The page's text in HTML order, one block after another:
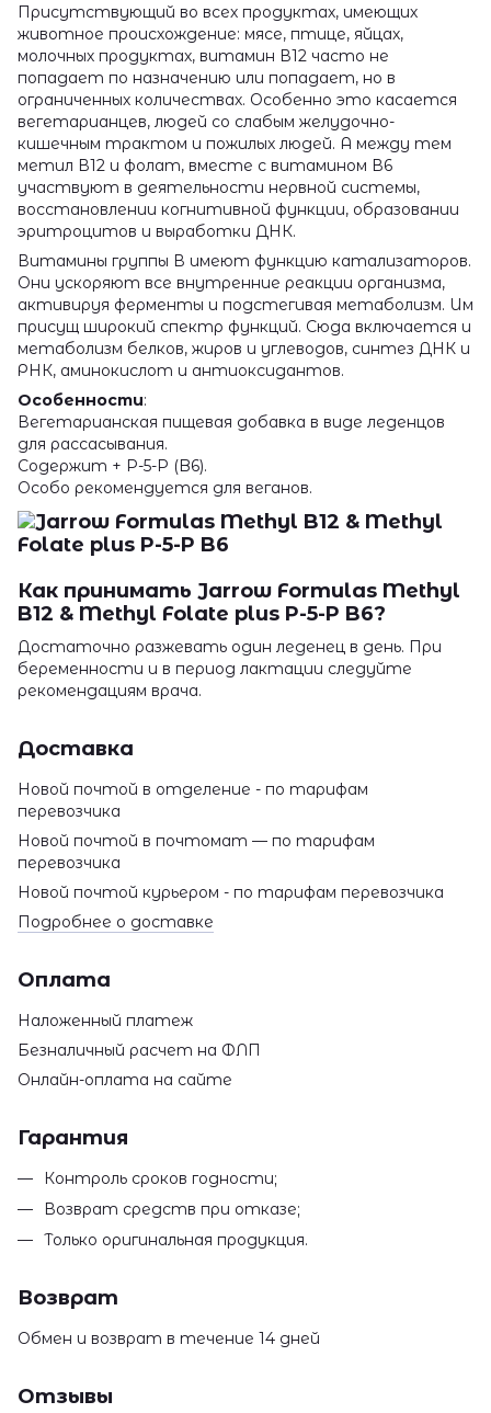
Присутствующий во всех продуктах, имеющих
животное происхождение: мясе, птице, яйцах,
молочных продуктах, витамин В12 часто не
попадает по назначению или попадает, но в
ограниченных количествах. Особенно это касается
вегетарианцев, людей со слабым желудочно-
кишечным трактом и пожилых людей. А между тем
метил В12 и фолат, вместе с витамином В6
участвуют в деятельности нервной системы,
восстановлении когнитивной функции, образовании
эритроцитов и выработки ДНК.
Витамины группы В имеют функцию катализаторов.
Они ускоряют все внутренние реакции организма,
активируя ферменты и подстегивая метаболизм. Им
присущ широкий спектр функций. Сюда включается и
метаболизм белков, жиров и углеводов, синтез ДНК и
РНК, аминокислот и антиоксидантов.
Особенности:
Вегетарианская пищевая добавка в виде леденцов
для рассасывания.
Содержит + P-5-P (B6).
Особо рекомендуется для веганов.
Как принимать Jarrow Formulas Methyl
B12 & Methyl Folate plus P-5-P B6?
Достаточно разжевать один леденец в день. При
беременности и в период лактации следуйте
рекомендациям врача.
Доставка
Новой почтой в отделение - по тарифам
перевозчика
Новой почтой в почтомат — по тарифам
перевозчика
Новой почтой курьером - по тарифам перевозчика
Подробнее о доставке
Оплата
Наложенный платеж
Безналичный расчет на ФЛП
Онлайн-оплата на сайте
Гарантия
Контроль сроков годности;
Возврат средств при отказе;
Только оригинальная продукция.
Возврат
Обмен и возврат в течение 14 дней
Отзывы